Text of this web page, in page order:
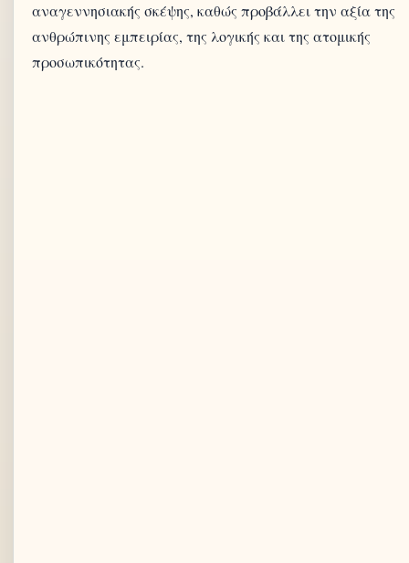
αναγεννησιακής σκέψης, καθώς προβάλλει την αξία της
ανθρώπινης εμπειρίας, της λογικής και της ατομικής